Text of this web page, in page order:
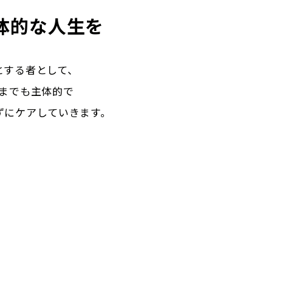
的な人生を
る者として、
でも主体的で
ケアしていきます。